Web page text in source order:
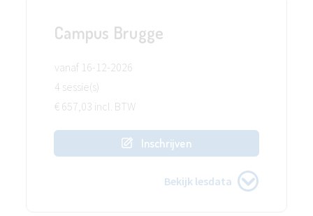
Campus Brugge
vanaf 16-12-2026
4 sessie(s)
€ 657,03 incl. BTW
Inschrijven
Bekijk lesdata